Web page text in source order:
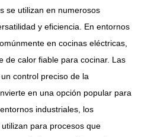
se utilizan en numerosos
y eficiencia. En entornos
en cocinas eléctricas,
de calor fiable para cocinar. Las
control preciso de la
en una opción popular para
industriales, los
para procesos que